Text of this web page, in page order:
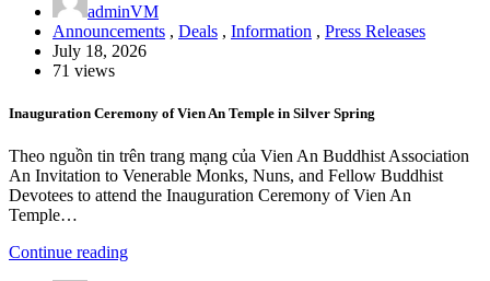
adminVM
Announcements , Deals , Information , Press Releases
July 18, 2026
71 views
Inauguration Ceremony of Vien An Temple in Silver Spring
Theo nguồn tin trên trang mạng của Vien An Buddhist Association
An Invitation to Venerable Monks, Nuns, and Fellow Buddhist
Devotees to attend the Inauguration Ceremony of Vien An
Temple…
Continue reading